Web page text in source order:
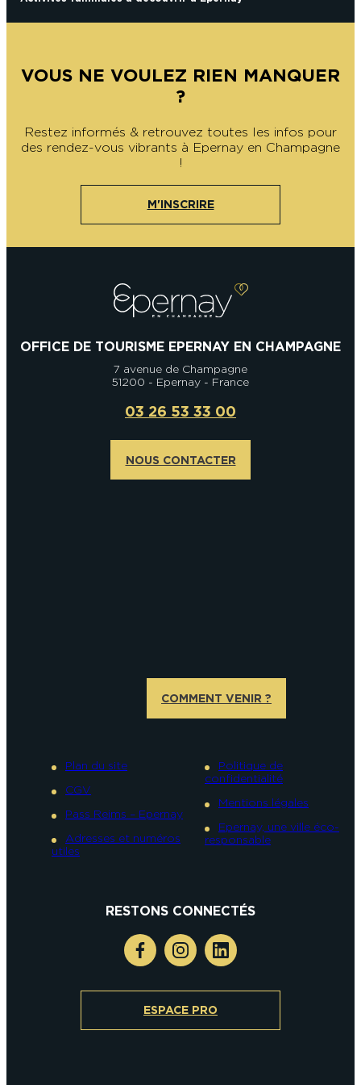
VOUS NE VOULEZ RIEN MANQUER
?
Restez informés & retrouvez toutes les infos pour
des rendez-vous vibrants à Epernay en Champagne
!
M'INSCRIRE
OFFICE DE TOURISME EPERNAY EN CHAMPAGNE
7 avenue de Champagne
51200 - Epernay - France
03 26 53 33 00
NOUS CONTACTER
COMMENT VENIR ?
Plan du site
CGV
Pass Reims – Epernay
Adresses et numéros
utiles
Politique de
confidentialité
Mentions légales
Epernay, une ville éco-
responsable
RESTONS CONNECTÉS
ESPACE PRO